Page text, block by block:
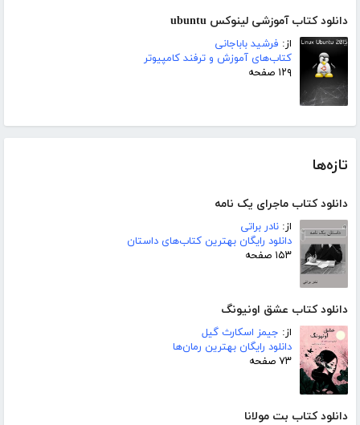
دانلود کتاب آموزشی لینوکس ubuntu
از: فرشید باباجانی
کتاب‌های آموزش و ترفند کامپیوتر
۱۲۹ صفحه
تازه‌ها
دانلود کتاب ماجرای یک نامه
از: نادر براتی
دانلود رایگان بهترین کتاب‌های داستان
۱۵۳ صفحه
دانلود کتاب عشق اونیونگ
از: جیمز اسکارث گیل
دانلود رایگان بهترین رمان‌ها
۷۳ صفحه
دانلود کتاب بت مولانا